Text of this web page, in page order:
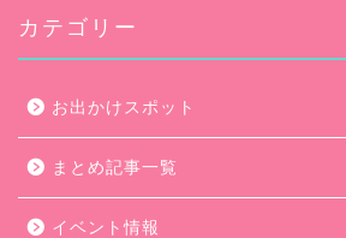
カテゴリー
お出かけスポット
まとめ記事一覧
イベント情報